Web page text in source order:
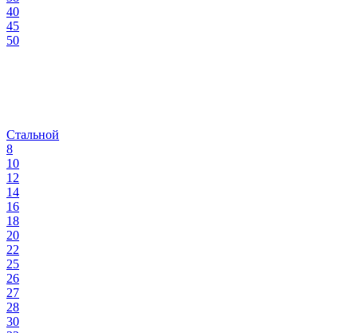
40
45
50
Стальной
8
10
12
14
16
18
20
22
25
26
27
28
30